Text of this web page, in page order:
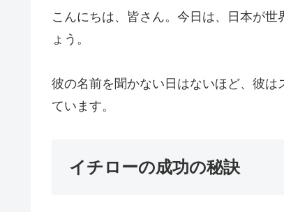
こんにちは、皆さん。今日は、日本が
ょう。
彼の名前を聞かない日はないほど、彼は
ています。
イチローの成功の秘訣